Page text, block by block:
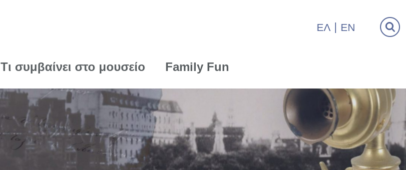
ΕΛ EN
Τι συμβαίνει στο μουσείο Family Fun